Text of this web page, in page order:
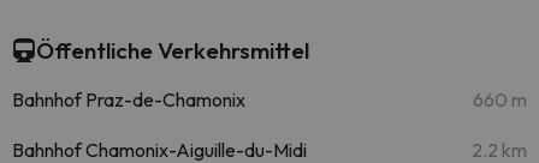
Öffentliche Verkehrsmittel
Bahnhof Praz-de-Chamonix 660 m
Bahnhof Chamonix-Aiguille-du-Midi 2.2 km